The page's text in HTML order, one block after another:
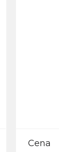
Cena